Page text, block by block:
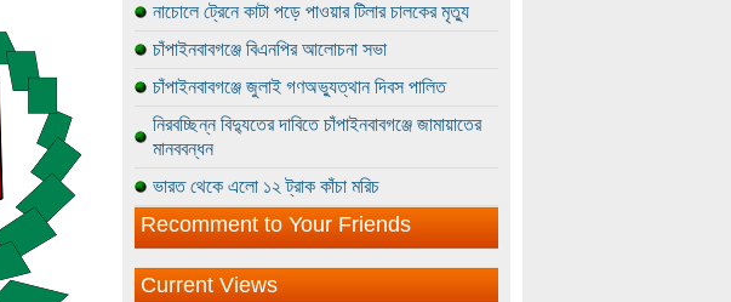
নাচোলে ট্রেনে কাটা পড়ে পাওয়ার টিলার চালকের মৃত্যু
চাঁপাইনবাবগঞ্জে বিএনপির আলোচনা সভা
চাঁপাইনবাবগঞ্জে জুলাই গণঅভ্যুত্থান দিবস পালিত
নিরবচ্ছিন্ন বিদ্যুতের দাবিতে চাঁপাইনবাবগঞ্জে জামায়াতের
মানববন্ধন
ভারত থেকে এলো ১২ ট্রাক কাঁচা মরিচ
Recomment to Your Friends
Current Views